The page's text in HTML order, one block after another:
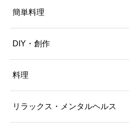
簡単料理
DIY・創作
料理
リラックス・メンタルヘルス